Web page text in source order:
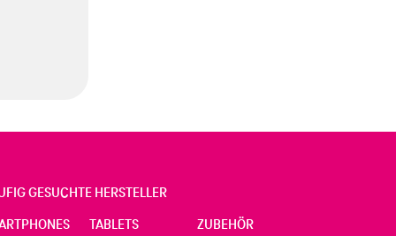
GESUCHTE HERSTELLER
TABLETS
ZUBEHÖR